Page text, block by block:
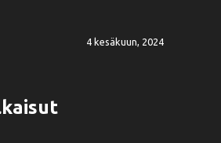
4 kesäkuun, 2024